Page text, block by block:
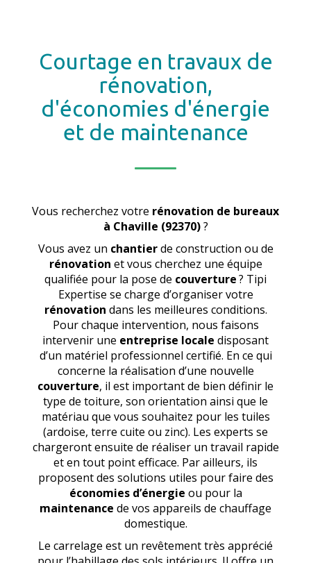
Courtage en travaux de
rénovation,
d'économies d'énergie
et de maintenance
Vous recherchez votre rénovation de bureaux
à Chaville (92370) ?
Vous avez un chantierde construction ou de
rénovation et vous cherchez une équipe
qualifiée pour la pose de couverture? Tipi
Expertise se charge d’organiser votre
rénovation dans les meilleures conditions.
Pour chaque intervention, nous faisons
intervenir une entreprise locale disposant
d’un matériel professionnel certifié. En ce qui
concerne la réalisation d’une nouvelle
couverture, il est important de bien définir le
type de toiture, son orientation ainsi que le
matériau que vous souhaitez pour les tuiles
(ardoise, terre cuite ou zinc). Les experts se
chargeront ensuite de réaliser un travail rapide
et en tout point efficace. Par ailleurs, ils
proposent des solutions utiles pour faire des
économies d’énergie ou pour la
maintenance de vos appareils de chauffage
domestique.
Le carrelage est un revêtement très apprécié